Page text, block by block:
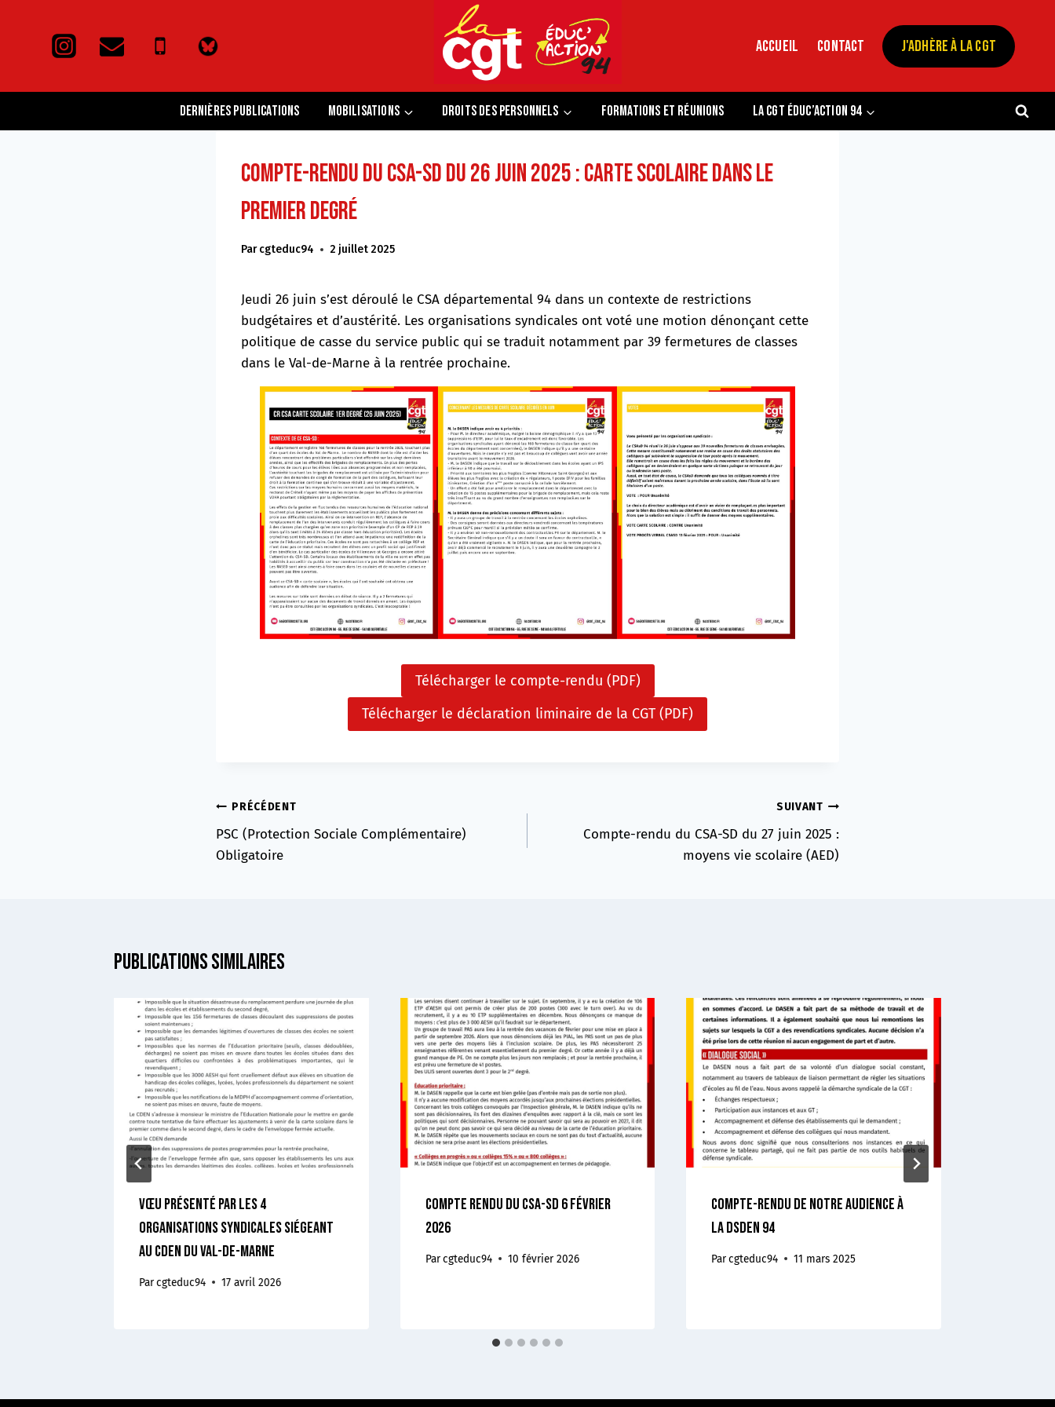
Accueil Contact J'adhère à la CGT
Dernières publications Mobilisations Droits des personnels Formations et réunions La CGT Éduc’action 94
Compte-rendu du CSA-SD du 26 juin 2025 : Carte scolaire dans le
premier degré
Par cgteduc94 2 juillet 2025
Jeudi 26 juin s’est déroulé le CSA départemental 94 dans un contexte de restrictions
budgétaires et d’austérité. Les organisations syndicales ont voté une motion dénonçant cette
politique de casse du service public qui se traduit notamment par 39 fermetures de classes
dans le Val-de-Marne à la rentrée prochaine.
Télécharger le compte-rendu (PDF)
Télécharger le déclaration liminaire de la CGT (PDF)
Navigation
de
PRÉCÉDENT
PSC (Protection Sociale Complémentaire)
Obligatoire
SUIVANT
Compte-rendu du CSA-SD du 27 juin 2025 :
moyens vie scolaire (AED)
Publications similaires
Vœu présenté par les 4
organisations syndicales siégeant
au CDEN du Val-de-Marne
Parcgteduc94 17 avril 2026
Compte rendu du CSA-sd 6 février
2026
Parcgteduc94 10 février 2026
Compte-rendu de notre audience à
la DSDEN 94
Par cgteduc94 11 mars 2025